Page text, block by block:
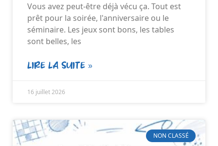
Vous avez peut-être déjà vécu ça. Tout est
prêt pour la soirée, l'anniversaire ou le
séminaire. Les jeux sont bons, les tables
sont belles, les
LIRE LA SUITE »
16 juillet 2026
NON CLASSÉ